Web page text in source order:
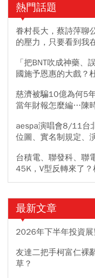
熱門話題
眷村長大，蔡詩萍聊
的壓力，只要看到我
「把BNT吹成神藥、
國施予恩惠的大戲？
慈濟被騙10億為何5
當年財報怎麼編…陳
aespa演唱會8/11台
位圖、實名制規定、
台積電、聯發科、聯
45K，V型反轉來了？
最新文章
2026年下半年投資
友達二把手柯富仁裸
草？